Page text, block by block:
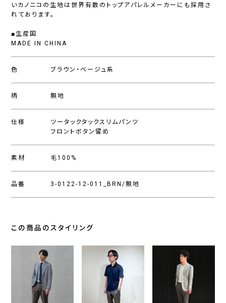
いカノニコの生地は世界有数のトップアパレルメーカーにも採用さ
れております。
■生産国
MADE IN CHINA
色 ブラウン・ベージュ系
柄 無地
仕様
ツータックタックスリムパンツ
フロントボタン留め
素材 毛100%
品番 3-0122-12-011_BRN/無地
この商品のスタイリング